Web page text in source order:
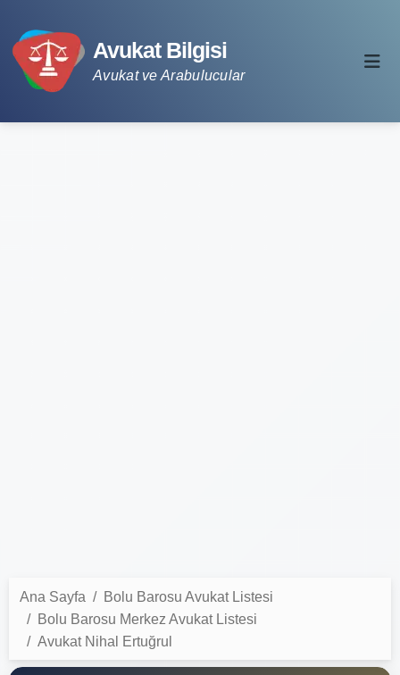
Avukat Bilgisi
Avukat ve Arabulucular
Ana Sayfa
Bolu Barosu Avukat Listesi
Bolu Barosu Merkez Avukat Listesi
Avukat Nihal Ertuğrul